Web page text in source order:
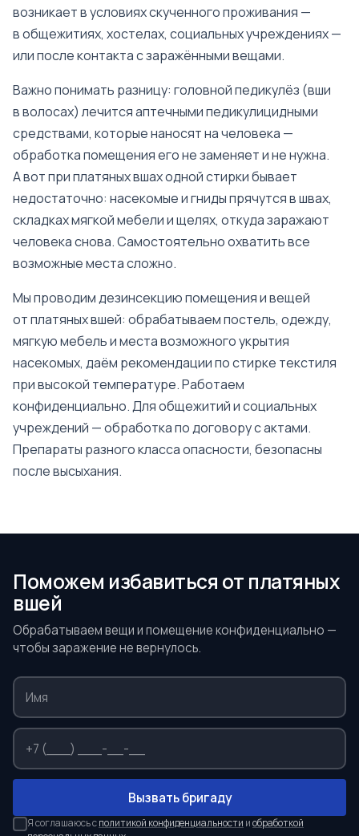
возникает в условиях скученного проживания —
в общежитиях, хостелах, социальных учреждениях —
или после контакта с заражёнными вещами.
Важно понимать разницу: головной педикулёз (вши
в волосах) лечится аптечными педикулицидными
средствами, которые наносят на человека —
обработка помещения его не заменяет и не нужна.
А вот при платяных вшах одной стирки бывает
недостаточно: насекомые и гниды прячутся в швах,
складках мягкой мебели и щелях, откуда заражают
человека снова. Самостоятельно охватить все
возможные места сложно.
Мы проводим дезинсекцию помещения и вещей
от платяных вшей: обрабатываем постель, одежду,
мягкую мебель и места возможного укрытия
насекомых, даём рекомендации по стирке текстиля
при высокой температуре. Работаем
конфиденциально. Для общежитий и социальных
учреждений — обработка по договору с актами.
Препараты разного класса опасности, безопасны
после высыхания.
Поможем избавиться от платяных
вшей
Обрабатываем вещи и помещение конфиденциально —
чтобы заражение не вернулось.
Вызвать бригаду
Я соглашаюсь сполитикой конфиденциальности иобработкой